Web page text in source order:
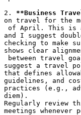
2. **Business
on travel for the
and I suggest
checking to make
shows clear
suggest a travel
that defines
guidelines, and
practices (e.g.,
diem).
Regularly review
meetings whenever